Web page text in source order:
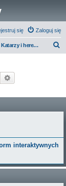
Zaloguj się
się
Katarzy i herezje
Szukaj
interaktywnych